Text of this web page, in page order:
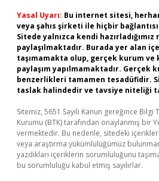
Yasal Uyarı: Bu internet sitesi,
veya şahıs şirketi ile hiçbir
Sitede yalnızca kendi
paylaşılmaktadır. Burada yer alan
taşımamakta olup, gerçek kurum ve
paylaşım yapılmamaktadır. Gerçek
benzerlikleri tamamen tesadüfidir.
taslak halindedir ve tavsiye niteliği
Sitemiz, 5651 Sayılı Kanun gereğince
Kurumu (BTK) tarafından onaylanmış bir
vermektedir. Bu nedenle, sitedeki
veya araştırma yükümlülüğümüz
yazdıkları içeriklerin sorumluluğunu
bu sorumluluğu kabul etmiş sayılırlar.